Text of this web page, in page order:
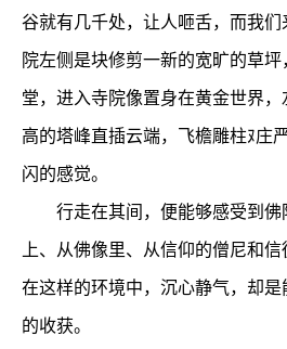
谷就有几千处，让人咂舌，而我
院左侧是块修剪一新的宽旷的草
堂，进入寺院像置身在黄金世界
高的塔峰直插云端，飞檐雕柱ﾇ庄
闪的感觉。
行走在其间，便能够感受到佛
上、从佛像里、从信仰的僧尼和信
在这样的环境中，沉心静气，却
的收获。